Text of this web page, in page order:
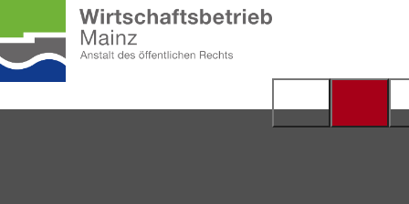
Saltar al contenido
página
de
inicio